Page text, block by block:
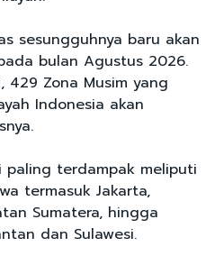
sesungguhnya baru akan
bulan Agustus 2026.
429 Zona Musim yang
Indonesia akan
paling terdampak meliputi
termasuk Jakarta,
Sumatera, hingga
dan Sulawesi.